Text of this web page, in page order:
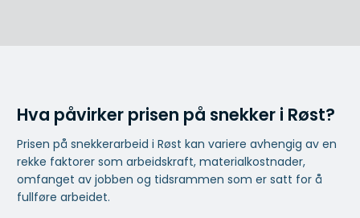
Hva påvirker prisen på snekker i Røst?
Prisen på snekkerarbeid i Røst kan variere avhengig av en
rekke faktorer som arbeidskraft, materialkostnader,
omfanget av jobben og tidsrammen som er satt for å
fullføre arbeidet.